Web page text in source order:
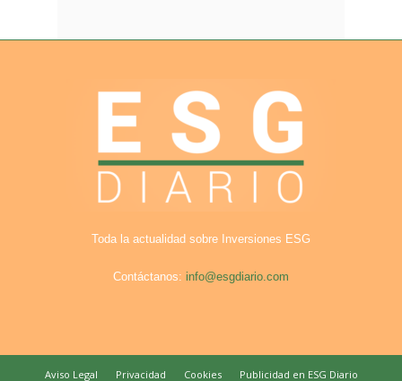
Toda la actualidad sobre Inversiones ESG
Contáctanos: info@esgdiario.com
Aviso Legal Privacidad Cookies Publicidad en ESG Diario